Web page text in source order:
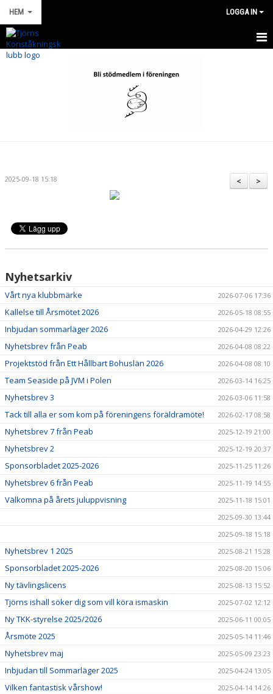
HEM LOGGA IN
HEM
KALENDER
BILDGALLERI
DOKUMENT
SPONSORER
INTRESSEANMÄLAN TILL VÅRA SYNKROLAG
YOUTUBE-KANAL
>
<
2025-09-18 15:18
Nyhetsarkiv
Vårt nya klubbmärke 2026-07-06 17:36
Kallelse till Årsmötet 2026 2026-05-18 08:55
Inbjudan sommarläger 2026 2026-04-29 12:26
Nyhetsbrev från Peab 2026-04-08 08:22
Projektstöd från Ett Hållbart Bohuslän 2026 2026-04-08 08:10
Team Seaside på JVM i Polen 2026-03-14 16:25
Nyhetsbrev 3 2026-03-06 11:58
Tack till alla er som kom på föreningens föräldramöte! 2026-02-17 08:58
Nyhetsbrev 7 från Peab 2025-12-19 21:00
Nyhetsbrev 2 2025-12-19 20:37
Sponsorbladet 2025-2026 2025-11-25 11:26
Nyhetsbrev 6 från Peab 2025-11-19 14:55
Välkomna på årets juluppvisning
2025-11-18 15:01
2025-09-30 13:44
2025-09-18 15:18
Nyhetsbrev 1 2025 2025-08-21 15:28
Sponsorbladet 2025-2026 2025-08-20 15:06
Ny tävlingslicens 2025-08-13 15:52
Tjörns ishall söker dig som vill köra ismaskin 2025-07-02 12:12
Ny TKK-styrelse 2025/2026 2025-06-11 00:05
Årsmöte 2025 2025-05-14 11:46
Nyhetsbrev maj 2025-05-09 23:23
Inbjudan till Sommarläger 2025 2025-04-24 13:05
Vilken fantastisk vårshow! 2025-04-14 14:26